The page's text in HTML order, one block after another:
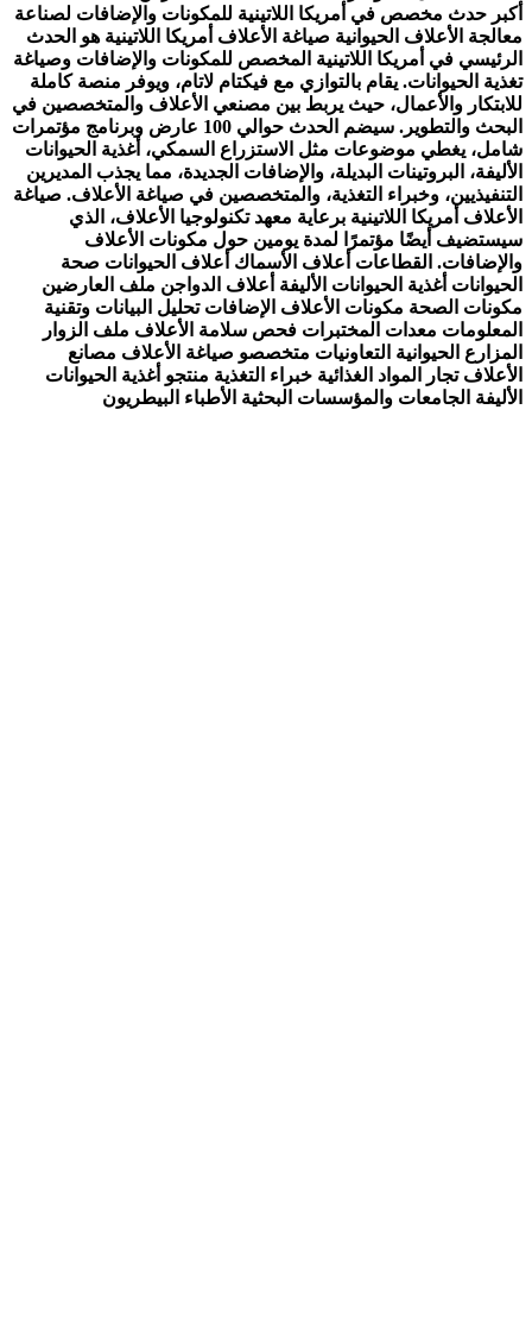
أكبر حدث مخصص في أمريكا اللاتينية للمكونات والإضافات لصناعة
معالجة الأعلاف الحيوانية صياغة الأعلاف أمريكا اللاتينية هو الحدث
الرئيسي في أمريكا اللاتينية المخصص للمكونات والإضافات وصياغة
تغذية الحيوانات. يقام بالتوازي مع فيكتام لاتام، ويوفر منصة كاملة
للابتكار والأعمال، حيث يربط بين مصنعي الأعلاف والمتخصصين في
البحث والتطوير. سيضم الحدث حوالي 100 عارض وبرنامج مؤتمرات
شامل، يغطي موضوعات مثل الاستزراع السمكي، أغذية الحيوانات
الأليفة، البروتينات البديلة، والإضافات الجديدة، مما يجذب المديرين
التنفيذيين، وخبراء التغذية، والمتخصصين في صياغة الأعلاف. صياغة
الأعلاف أمريكا اللاتينية برعاية معهد تكنولوجيا الأعلاف، الذي
سيستضيف أيضًا مؤتمرًا لمدة يومين حول مكونات الأعلاف
والإضافات. القطاعات أعلاف الأسماك أعلاف الحيوانات صحة
الحيوانات أغذية الحيوانات الأليفة أعلاف الدواجن ملف العارضين
مكونات الصحة مكونات الأعلاف الإضافات تحليل البيانات وتقنية
المعلومات معدات المختبرات فحص سلامة الأعلاف ملف الزوار
المزارع الحيوانية التعاونيات متخصصو صياغة الأعلاف مصانع
الأعلاف تجار المواد الغذائية خبراء التغذية منتجو أغذية الحيوانات
الأليفة الجامعات والمؤسسات البحثية الأطباء البيطريون